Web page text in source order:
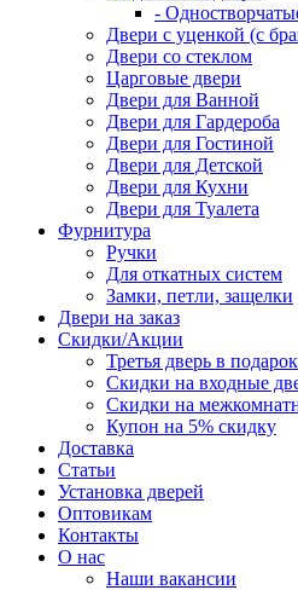
-
Двери с уценкой (с
Двери со стеклом
Царговые двери
Двери для Ванной
Двери для Гардероба
Двери для Гостиной
Двери для Детской
Двери для Кухни
Двери для Туалета
Фурнитура
Ручки
Для откатных систем
Замки, петли, защелки
Двери на заказ
Скидки/Акции
Третья дверь в подарок
Скидки на входные
Скидки на
Купон на 5% скидку
Доставка
Статьи
Установка дверей
Оптовикам
Контакты
О нас
Наши вакансии